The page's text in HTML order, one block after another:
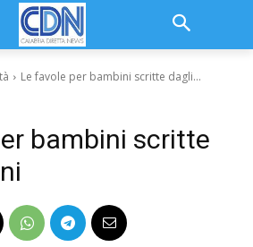
Le favole per bambini scritte dagli...
bambini scritte